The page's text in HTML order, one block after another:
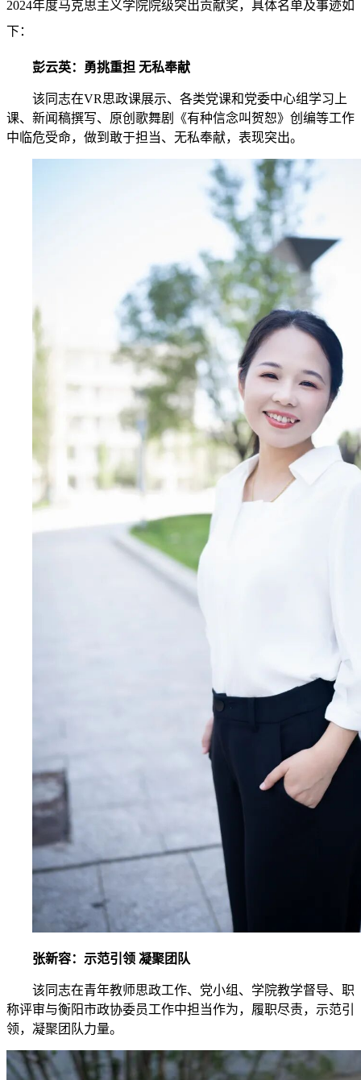
2024年度马克思主义学院院级突出贡献奖，具体名单及事迹如
下：
彭云英：勇挑重担 无私奉献
该同志在VR思政课展示、各类党课和党委中心组学习上
课、新闻稿撰写、原创歌舞剧《有种信念叫贺恕》创编等工作
中临危受命，做到敢于担当、无私奉献，表现突出。
张新容：示范引领 凝聚团队
该同志在青年教师思政工作、党小组、学院教学督导、职
称评审与衡阳市政协委员工作中担当作为，履职尽责，示范引
领，凝聚团队力量。